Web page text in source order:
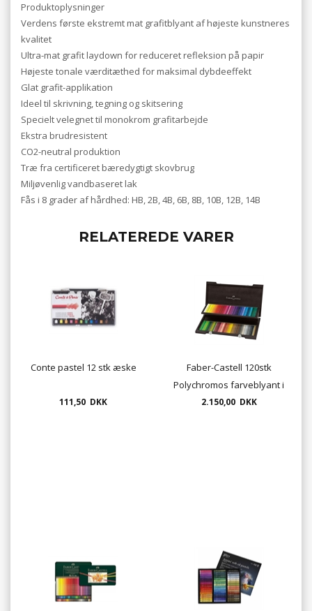
Produktoplysninger
Verdens første ekstremt mat grafitblyant af højeste kunstneres
kvalitet
Ultra-mat grafit laydown for reduceret refleksion på papir
Højeste tonale værditæthed for maksimal dybdeeffekt
Glat grafit-applikation
Ideel til skrivning, tegning og skitsering
Specielt velegnet til monokrom grafitarbejde
Ekstra brudresistent
CO2-neutral produktion
Træ fra certificeret bæredygtigt skovbrug
Miljøvenlig vandbaseret lak
Fås i 8 grader af hårdhed: HB, 2B, 4B, 6B, 8B, 10B, 12B, 14B
RELATEREDE VARER
Conte pastel 12 stk æske
111,50 DKK
Faber-Castell 120stk
Polychromos farveblyant i
træbox
2.150,00 DKK